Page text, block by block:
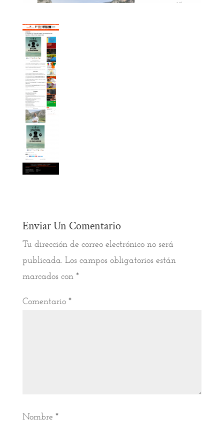
Enviar Un Comentario
Tu dirección de correo electrónico no será
publicada. Los campos obligatorios están
marcados con *
Comentario *
Nombre *